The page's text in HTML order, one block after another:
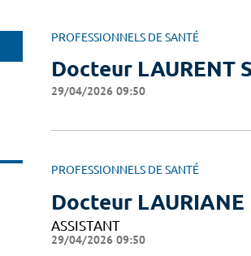
PROFESSIONNELS DE SANTÉ
Docteur LAURENT
29/04/2026 09:50
PROFESSIONNELS DE SANTÉ
Docteur LAURIANE
ASSISTANT
29/04/2026 09:50